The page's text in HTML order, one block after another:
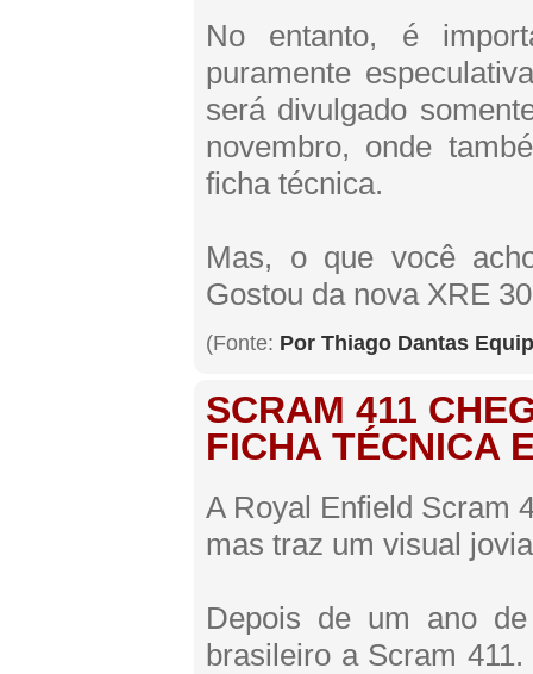
No entanto, é
puramente
será divulgado
novembro, onde
ficha técnica.
Mas, o que você
Gostou da nova XRE
(Fonte: Por Thiago Dantas
SCRAM 411
FICHA TÉCNICA
A Royal Enfield Scram
mas traz um visual
Depois de um ano
brasileiro a Scram